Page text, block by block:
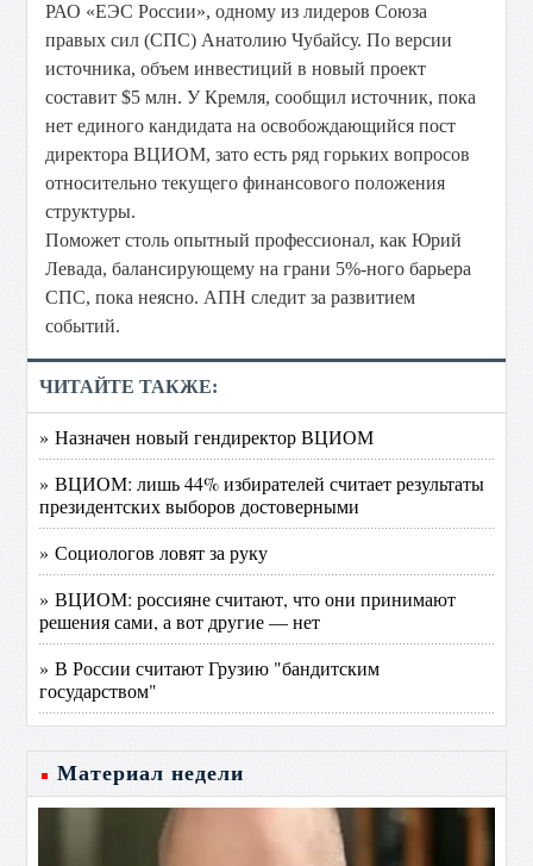
РАО «ЕЭС России», одному из лидеров Союза
правых сил (СПС) Анатолию Чубайсу. По версии
источника, объем инвестиций в новый проект
составит $5 млн. У Кремля, сообщил источник, пока
нет единого кандидата на освобождающийся пост
директора ВЦИОМ, зато есть ряд горьких вопросов
относительно текущего финансового положения
структуры.
Поможет столь опытный профессионал, как Юрий
Левада, балансирующему на грани 5%-ного барьера
СПС, пока неясно. АПН следит за развитием
событий.
ЧИТАЙТЕ ТАКЖЕ:
» Назначен новый гендиректор ВЦИОМ
» ВЦИОМ: лишь 44% избирателей считает результаты
президентских выборов достоверными
» Социологов ловят за руку
» ВЦИОМ: россияне считают, что они принимают
решения сами, а вот другие — нет
» В России считают Грузию "бандитским
государством"
Материал недели